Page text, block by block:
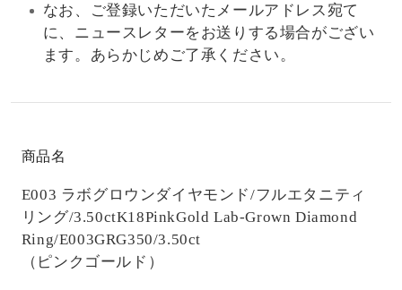
なお、ご登録いただいたメールアドレス宛て
に、ニュースレターをお送りする場合がござい
ます。あらかじめご了承ください。
商品名
E003 ラボグロウンダイヤモンド/フルエタニティ
リング/3.50ctK18PinkGold Lab-Grown Diamond
Ring/E003GRG350/3.50ct
（ピンクゴールド）